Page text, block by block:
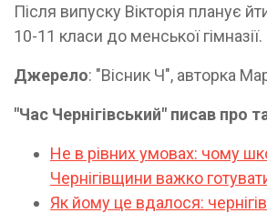
Після випуску Вікторія планує
10-11 класи до менської гімназії.
Джерело: "Вісник Ч", авторка
"Час Чернігівський" писав про
Не в рівних умовах: чому
Чернігівщини важко
Як йому це вдалося: